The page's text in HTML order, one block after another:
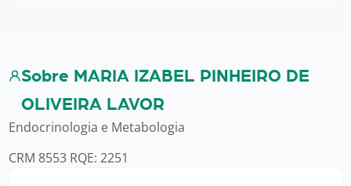
Sobre MARIA IZABEL PINHEIRO DE
OLIVEIRA LAVOR
Endocrinologia e Metabologia
CRM 8553 RQE: 2251